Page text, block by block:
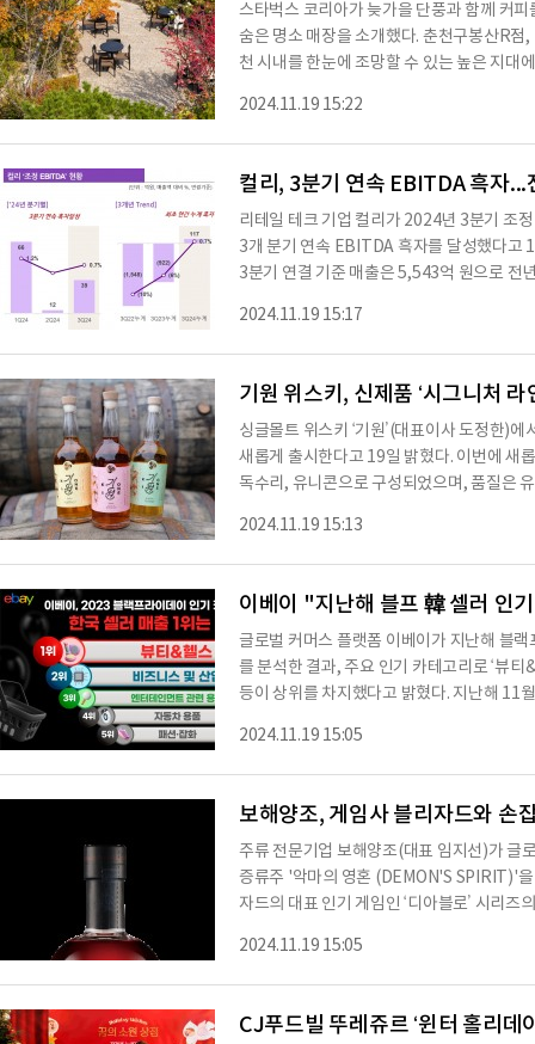
스타벅스 코리아가 늦가을 단풍과 함께 커
숨은 명소 매장을 소개했다. 춘천구봉산R점, 단풍과 호수의 파노라마 뷰춘천구봉산R점은 춘
천 시내를 한눈에 조망할 수 있는 높은 지대
한국관광공사와 스타벅스가 선정한 ‘스타벅
목원점, 자연과 가까운 가을 산책경기도 포
2024.11.19 15:22
컬리, 3분기 연속 EBITDA 흑자
리테일 테크 기업 컬리가 2024년 3분기 조
3개 분기 연속 EBITDA 흑자를 달성했다고
3분기 연결 기준 매출은 5,543억 원으로 전
컬리는 이 같은 성과가 회원제 서비스 ‘컬리
등 주요 전략 덕분이라고 분석했다. 특히 멤
2024.11.19 15:17
기원 위스키, 신제품 ‘시그니처 라
싱글몰트 위스키 ‘기원’(대표이사 도정한)
새롭게 출시한다고 19일 밝혔다. 이번에 새롭게 출시하는 기원 시그니처 라인 3종은 호랑이,
독수리, 유니콘으로 구성되었으며, 품질은
의 한국적인 색상을 사용해 디자인 차별성
ruity), 독수리(Boldness), 유니콘(Smoky
성이 다양한 소비자들의 취향에 따라 오늘
2024.11.19 15:13
이베이 "지난해 블프 韓 셀러 인
글로벌 커머스 플랫폼 이베이가 지난해 블
를 분석한 결과, 주요 인기 카테고리로 ‘뷰티
등이 상위를 차지했다고 밝혔다. 지난해 11
는 2023년 2분기 신규 셀러 매출에서도 가
쇼핑 시즌에도 강세를 이어갈 것으로 전망
2024.11.19 15:05
보해양조, 게임사 블리자드와 손
주류 전문기업 보해양조(대표 임지선)가 글
증류주 '악마의 영혼 (DEMON'S SPIRIT)'
자드의 대표 인기 게임인 ‘디아블로’ 시리
세계 수천만 명의 팬을 보유하고 있다. 특히
은 사랑을 받고 있는 디아블로 II: 레저렉션
게임 세계관을 술에 담아내는 이번 협업은
2024.11.19 15:05
CJ푸드빌 뚜레쥬르 ‘